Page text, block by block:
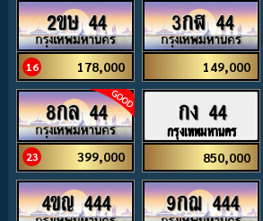
2ขษ 44
16 178,000
3กฬ 44
149,000
8กล 44
23 399,000
กง 44
กรุงเทพมหานคร
850,000
4ขญ 444 9กฌ 444